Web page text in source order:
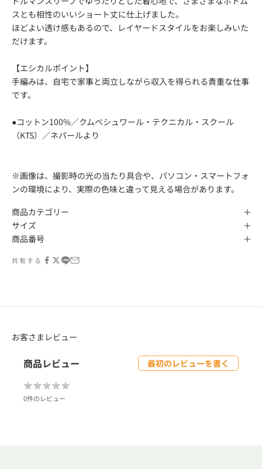
スとも相性のいいショート丈に仕上げました。
ほどよい透け感もあるので、レイヤードスタイルをお楽しみいた
だけます。
【エシカルポイント】
手編みは、自宅で家事と両立しながら収入を得られる貴重な仕事
です。
●コットン100%／クムベシュワール・テクニカル・スクール
（KTS）／ネパールより
※画像は、撮影時の光の当たり具合や、パソコン・スマートフォ
ンの環境により、実際の色味と違って見える場合があります。
商品カテゴリー
サイズ
商品番号
共有する
お客さまレビュー
商品レビュー 最初のレビューを書く
★★★★★
★★★★★
0件のレビュー